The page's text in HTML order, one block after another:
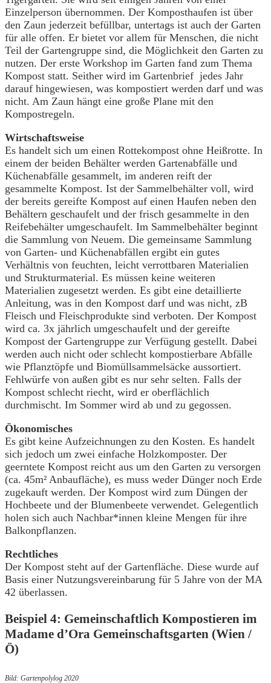
Einzelperson übernommen. Der Komposthaufen ist über
den Zaun jederzeit befüllbar, untertags ist auch der Garten
für alle offen. Er bietet vor allem für Menschen, die nicht
Teil der Gartengruppe sind, die Möglichkeit den Garten zu
nutzen. Der erste Workshop im Garten fand zum Thema
Kompost statt. Seither wird im Gartenbrief jedes Jahr
darauf hingewiesen, was kompostiert werden darf und was
nicht. Am Zaun hängt eine große Plane mit den
Kompostregeln.
Wirtschaftsweise
Es handelt sich um einen Rottekompost ohne Heißrotte. In
einem der beiden Behälter werden Gartenabfälle und
Küchenabfälle gesammelt, im anderen reift der
gesammelte Kompost. Ist der Sammelbehälter voll, wird
der bereits gereifte Kompost auf einen Haufen neben den
Behältern geschaufelt und der frisch gesammelte in den
Reifebehälter umgeschaufelt. Im Sammelbehälter beginnt
die Sammlung von Neuem. Die gemeinsame Sammlung
von Garten- und Küchenabfällen ergibt ein gutes
Verhältnis von feuchten, leicht verrottbaren Materialien
und Strukturmaterial. Es müssen keine weiteren
Materialien zugesetzt werden. Es gibt eine detaillierte
Anleitung, was in den Kompost darf und was nicht, zB
Fleisch und Fleischprodukte sind verboten. Der Kompost
wird ca. 3x jährlich umgeschaufelt und der gereifte
Kompost der Gartengruppe zur Verfügung gestellt. Dabei
werden auch nicht oder schlecht kompostierbare Abfälle
wie Pflanztöpfe und Biomüllsammelsäcke aussortiert.
Fehlwürfe von außen gibt es nur sehr selten. Falls der
Kompost schlecht riecht, wird er oberflächlich
durchmischt. Im Sommer wird ab und zu gegossen.
Ökonomisches
Es gibt keine Aufzeichnungen zu den Kosten. Es handelt
sich jedoch um zwei einfache Holzkomposter. Der
geerntete Kompost reicht aus um den Garten zu versorgen
(ca. 45m² Anbaufläche), es muss weder Dünger noch Erde
zugekauft werden. Der Kompost wird zum Düngen der
Hochbeete und der Blumenbeete verwendet. Gelegentlich
holen sich auch Nachbar*innen kleine Mengen für ihre
Balkonpflanzen.
Rechtliches
Der Kompost steht auf der Gartenfläche. Diese wurde auf
Basis einer Nutzungsvereinbarung für 5 Jahre von der MA
42 überlassen.
Beispiel 4: Gemeinschaftlich Kompostieren im
Madame d’Ora Gemeinschaftsgarten (Wien /
Ö)
Bild: Gartenpolylog 2020